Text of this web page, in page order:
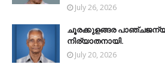
July 26, 2026
ചൂരക്കുളങ്ങര
നിര്യാതനായി.
July 20, 2026